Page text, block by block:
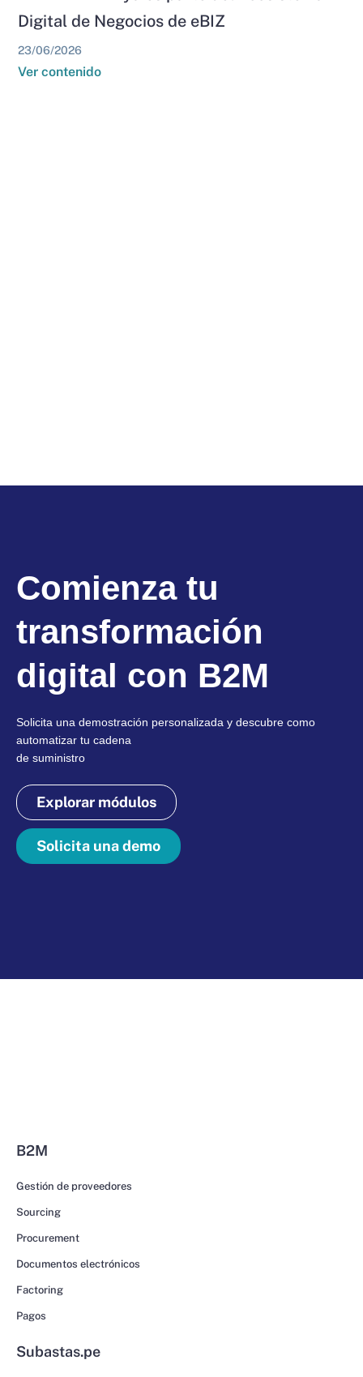
Digital de Negocios de eBIZ
23/06/2026
Ver contenido
Comienza tu
transformación
digital con B2M
Solicita una demostración personalizada y descubre como
automatizar tu cadena
de suministro
Explorar módulos
Solicita una demo
B2M
Gestión de proveedores
Sourcing
Procurement
Documentos electrónicos
Factoring
Pagos
Subastas.pe